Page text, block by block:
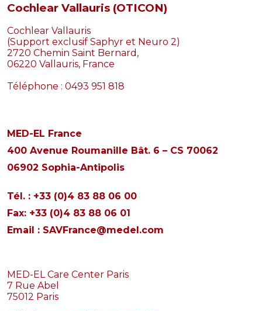
Cochlear Vallauris (OTICON)
Cochlear Vallauris
(Support exclusif Saphyr et Neuro 2)
2720 Chemin Saint Bernard,
06220 Vallauris, France
Téléphone : 0493 951 818
MED-EL France
400 Avenue Roumanille Bât. 6 – CS 70062
06902 Sophia-Antipolis
Tél. : +33 (0)4 83 88 06 00
Fax: +33 (0)4 83 88 06 01
Email : SAVFrance@medel.com
MED-EL Care Center Paris
7 Rue Abel
75012 Paris